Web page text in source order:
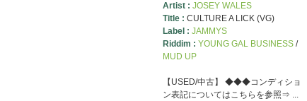
Artist :JOSEY WALES
Title :CULTURE A LICK (VG)
Label :JAMMYS
Riddim :YOUNG GAL BUSINESS /
MUD UP
【USED/中古】 ◆◆◆コンディショ
ン表記についてはこちらを参照⇒ ...